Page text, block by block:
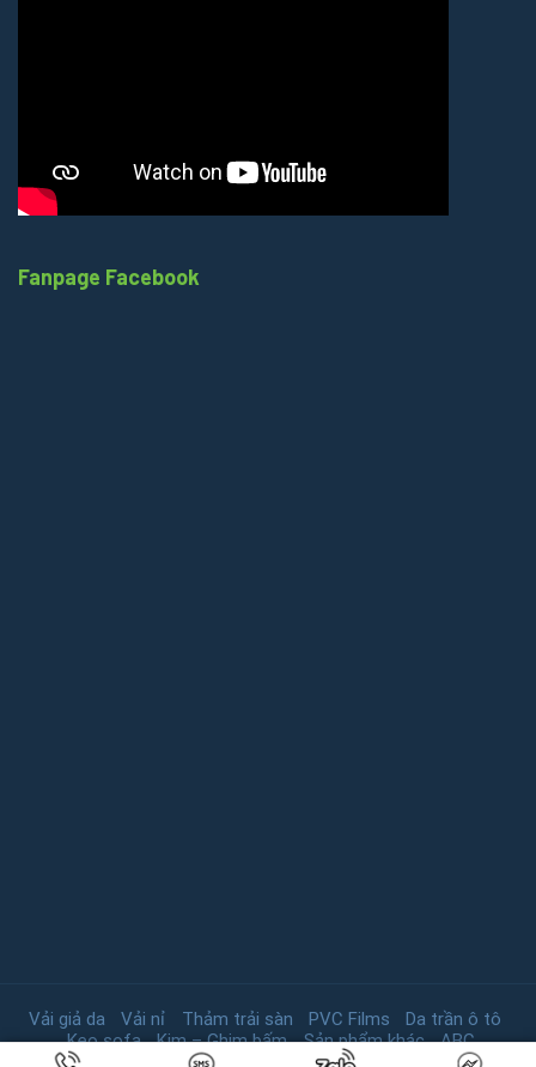
Fanpage Facebook
Vải giả da Vải nỉ Thảm trải sàn PVC Films
Da trần ô tô
Keo sofa
Kim – Ghim bấm Sản phẩm khác ABC